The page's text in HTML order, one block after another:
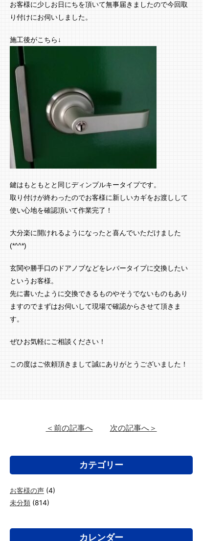
お客様に少しお日にちを頂いて無事届きましたので今回取
り付けにお伺いしました。
施工後がこちら↓
鍵はもともとと同じディンプルキータイプです。
取り付けが終わったのでお客様に新しいカギをお渡しして
使い心地を確認頂いて作業完了！
大分楽に開けれるようになったと喜んでいただけました
(*^^*)
玄関や勝手口のドアノブなどをレバータイプに交換したい
というお客様。
先に書いたように交換できるものやそうでないものもあり
ますのでまずはお伺いして現場で確認からさせて頂きま
す。
ぜひお気軽にご相談ください！
この度はご依頼頂きまして誠にありがとうございました！
＜前の記事へ 次の記事へ＞
カテゴリー
お客様の声 (4)
未分類 (814)
カレンダー